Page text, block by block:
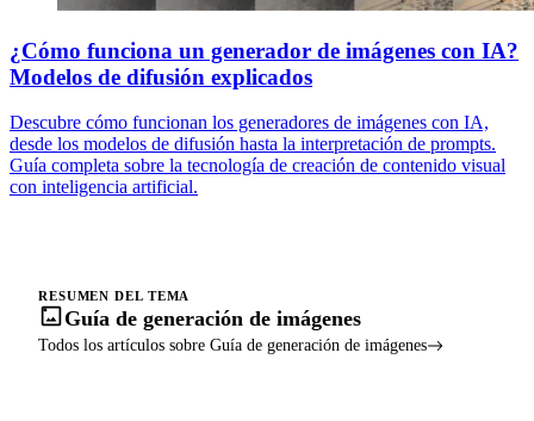
¿Cómo funciona un generador de imágenes con IA?
Modelos de difusión explicados
Descubre cómo funcionan los generadores de imágenes con IA,
desde los modelos de difusión hasta la interpretación de prompts.
Guía completa sobre la tecnología de creación de contenido visual
con inteligencia artificial.
RESUMEN DEL TEMA
Guía de generación de imágenes
Todos los artículos sobre Guía de generación de imágenes